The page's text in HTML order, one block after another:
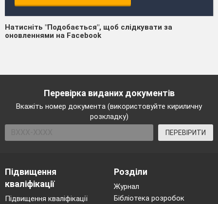
Натисніть "Подобається", щоб слідкувати за
оновленнями на Facebook
Перевірка виданих документів
Вкажіть номер документа (використовуйте кириличну
розкладку)
ПЕРЕВІРИТИ
Підвищення
кваліфікації
Підвищення кваліфікації
Розділи
Журнал
Бібліотека розробок